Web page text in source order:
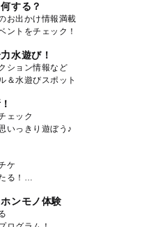
する？
お出かけ情報満載
ントをチェック！
水遊び！
ション情報など
＆水遊びスポット
ェック
いっきり遊ぼう♪
ケ
る！
ンモノ体験